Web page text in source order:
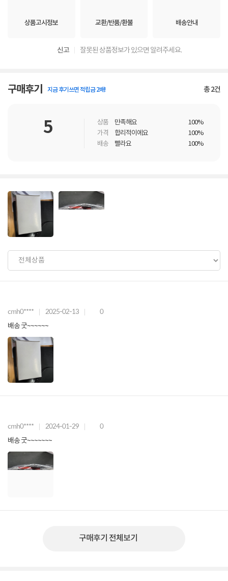
상품고시정보 교환/반품/환불 배송안내
신고 잘못된 상품정보가 있으면 알려주세요.
구매후기 지금 후기쓰면 적립금 2배! 총2건
5 상품 만족해요
100%
가격
합리적이에요
100%
배송
빨라요 100%
cmh0**** 2025-02-13 0
배송 굿~~~~~~
cmh0**** 2024-01-29 0
배송 굿~~~~~~~
구매후기 전체보기